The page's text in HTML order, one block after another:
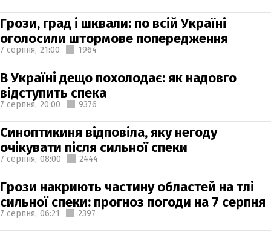
Грози, град і шквали: по всій Україні
оголосили штормове попередження
7 серпня, 21:00 1964
В Україні дещо похолодає: як надовго
відступить спека
7 серпня, 20:00 9376
Синоптикиня відповіла, яку негоду
очікувати після сильної спеки
7 серпня, 08:00 2444
Грози накриють частину областей на тлі
сильної спеки: прогноз погоди на 7 серпня
7 серпня, 06:21 2397